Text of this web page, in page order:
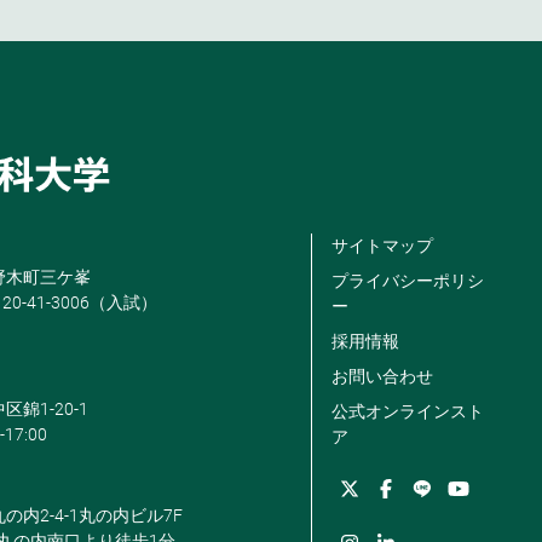
木町三ケ峯
41-3006（入試）
錦1-20-1
17:00
内2-4-1丸の内ビル7F
サイトマップ
プライバシーポリシ
ー
採用情報
お問い合わせ
公式オンラインスト
ア